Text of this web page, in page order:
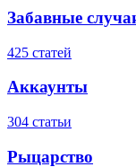
Забавные
425 статей
Аккаунты
304 статьи
Рыцарство